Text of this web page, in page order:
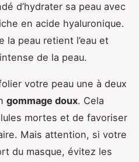
d’hydrater sa peau avec
en acide hyaluronique.
la peau retient l’eau et
de la peau.
votre peau une à deux
gommage doux. Cela
mortes et de favoriser
Mais attention, si votre
du masque, évitez les